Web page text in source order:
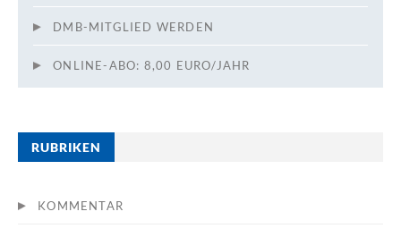
DMB-MITGLIED WERDEN
ONLINE-ABO: 8,00 EURO/JAHR
RUBRIKEN
KOMMENTAR